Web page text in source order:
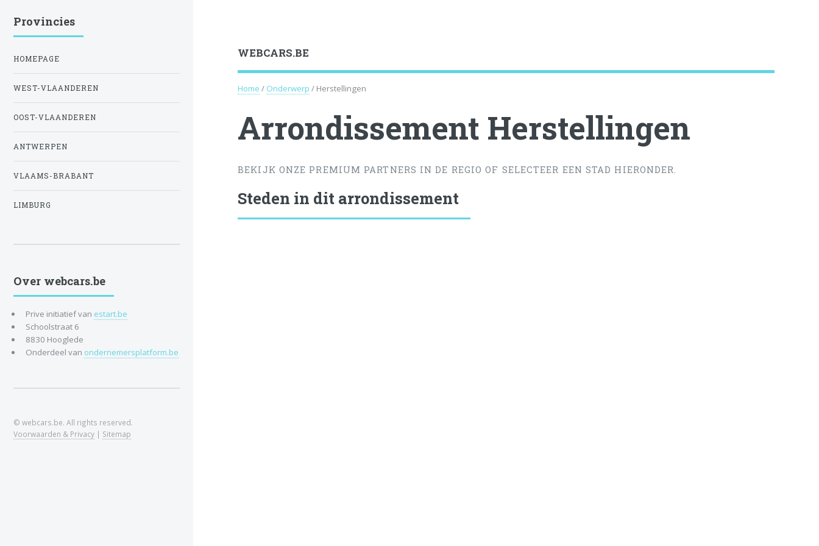
WEBCARS.BE
Home / Onderwerp / Herstellingen
Arrondissement Herstellingen
BEKIJK ONZE PREMIUM PARTNERS IN DE REGIO OF SELECTEER EEN STAD HIERONDER.
Steden in dit arrondissement
Provincies
HOMEPAGE
WEST-VLAANDEREN
OOST-VLAANDEREN
ANTWERPEN
VLAAMS-BRABANT
LIMBURG
Over webcars.be
Prive initiatief van estart.be
Schoolstraat 6
8830 Hooglede
Onderdeel van ondernemersplatform.be
© webcars.be. All rights reserved.
Voorwaarden & Privacy | Sitemap